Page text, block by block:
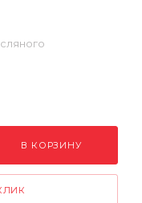
В КОРЗИНУ